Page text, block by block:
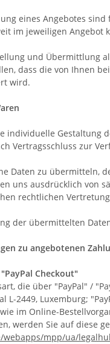
eines Angebotes
im jeweiligen Angebot
und Übermittlung
dass die von Ihnen
wird.
individuelle Gestaltung
Vertragsschluss zur
Daten zu übermitteln,
uns ausdrücklich von
rechtlichen
der übermittelten
zu angebotenen
Checkout"
die über "PayPal" /
L-2449, Luxemburg;
im Online-
werden Sie auf diese
webapps/mpp/ua/